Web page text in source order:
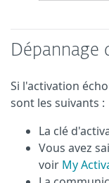
Dépannage
Si l'activation
sont les suivants :
La clé
Vous avez
voir My